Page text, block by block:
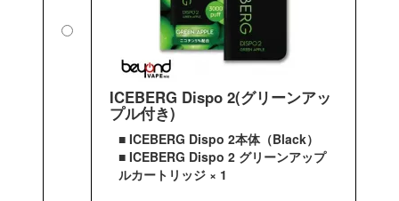
ICEBERG Dispo 2(グリーンアッ
プル付き)
■ ICEBERG Dispo 2本体（Black）
■ ICEBERG Dispo 2 グリーンアップ
ルカートリッジ × 1